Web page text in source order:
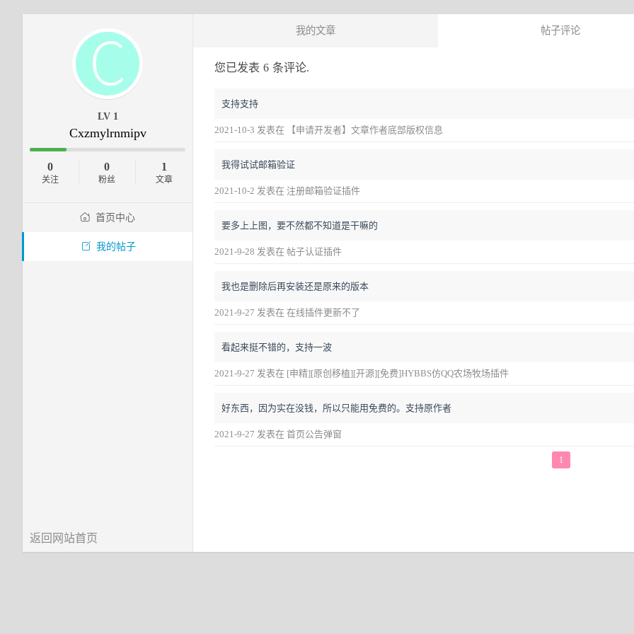
LV 1
Cxzmylrnmipv
0
关注
0
粉丝
1
文章
首页中心
我的帖子
返回网站首页
我的文章 帖子评论
您已发表 6 条评论.
支持支持
2021-10-3 发表在 【申请开发者】文章作者底部版权信息
我得试试邮箱验证
2021-10-2 发表在 注册邮箱验证插件
要多上上图，要不然都不知道是干嘛的
2021-9-28 发表在 帖子认证插件
我也是删除后再安装还是原来的版本
2021-9-27 发表在 在线插件更新不了
看起来挺不错的，支持一波
2021-9-27 发表在 [申精][原创移植][开源][免费]HYBBS仿QQ农场牧场插件
好东西，因为实在没钱，所以只能用免费的。支持原作者
2021-9-27 发表在 首页公告弹窗
1